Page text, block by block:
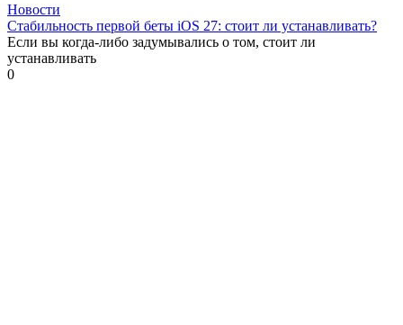
Новости
Стабильность первой беты iOS 27: стоит ли устанавливать?
Если вы когда-либо задумывались о том, стоит ли
устанавливать
0